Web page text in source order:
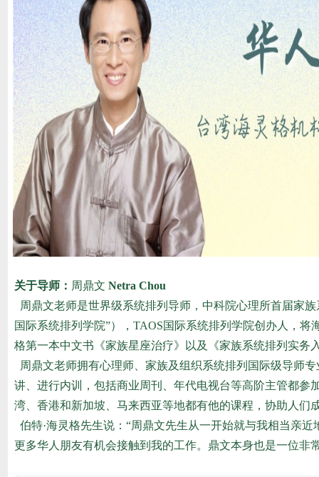
关于导师： 周鼎文 Netra Chou
周鼎文老师是世界级系统排列导师，中科院心理所首届家
国际系统排列学院”），TAOS国际系统排列学院创办人，将
格第一本中文书《家族星座治疗》以及《家族系统排列实务
周鼎文老师拥有心理师、家族及组织系统排列国际级导师
讲、进行内训，包括商业周刊、年代电视台等高阶主管都
湾、香港和新加坡、马来西亚等地都有他的课程，协助人
伯特·海灵格先生说：“周鼎文先生从一开始就与我相当亲
更多华人朋友有机会接触到我的工作。鼎文本身也是一位非